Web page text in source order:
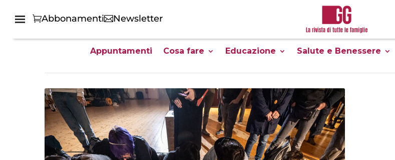
Abbonamenti Newsletter
Appuntamenti Cosa fare Educazione Salute e Benessere